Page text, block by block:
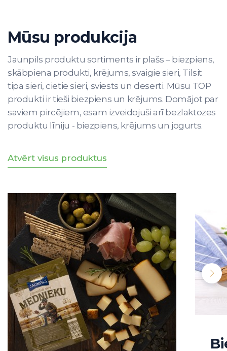
Mūsu produkcija
Jaunpils produktu sortiments ir plašs – biezpiens,
skābpiena produkti, krējums, svaigie sieri, Tilsit
tipa sieri, cietie sieri, sviests un deserti. Mūsu TOP
produkti ir tieši biezpiens un krējums. Domājot par
saviem pircējiem, esam izveidojuši arī bezlaktozes
produktu līniju - biezpiens, krējums un jogurts.
Atvērt visus produktus